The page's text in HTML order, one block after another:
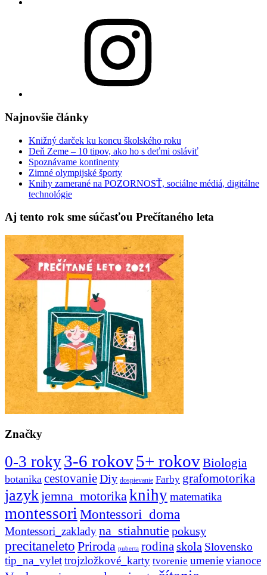
Najnovšie články
Knižný darček ku koncu školského roku
Deň Zeme – 10 tipov, ako ho s deťmi osláviť
Spoznávame kontinenty
Zimné olympijské športy
Knihy zamerané na POZORNOSŤ, sociálne médiá, digitálne
technológie
Aj tento rok sme súčasťou Prečítaného leta
Značky
0-3 roky3-6 rokov5+ rokovBiologia
botanika cestovanieDiy dospievanie Farby grafomotorika
jazykjemna_motorikaknihymatematika
montessoriMontessori_doma
Montessori_zakladyna_stiahnutie pokusy
precitaneleto Priroda puberta rodinaskola Slovensko
tip_na_vylettrojzložkové_karty tvorenie umenievianoce